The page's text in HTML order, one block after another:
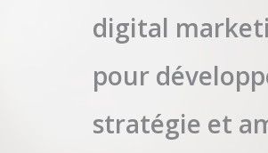
digital
pour
stratégie et